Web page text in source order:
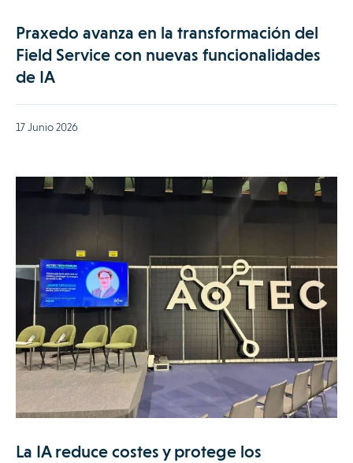
Praxedo avanza en la transformación del
Field Service con nuevas funcionalidades
de IA
17 Junio 2026
La IA reduce costes y protege los